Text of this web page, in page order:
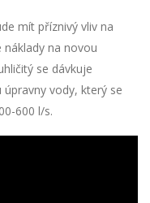
mít příznivý vliv na
náklady na novou
se dávkuje
vody, který se
600 l/s.